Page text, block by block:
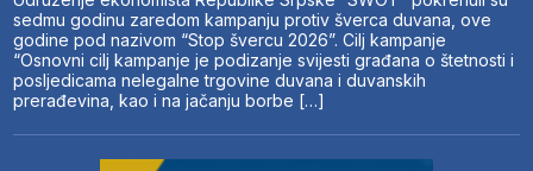
sedmu godinu zaredom kampanju protiv šverca duvana, ove
godine pod nazivom “Stop švercu 2026”. Cilj kampanje
“Osnovni cilj kampanje je podizanje svijesti građana o štetnosti i
posljedicama nelegalne trgovine duvana i duvanskih
prerađevina, kao i na jačanju borbe […]